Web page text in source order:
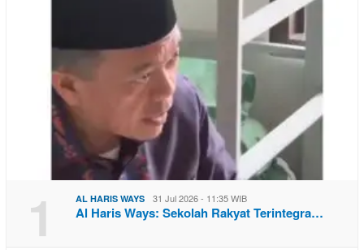
1 AL HARIS WAYS 31 Jul 2026 - 11:35 WIB
Al Haris Ways: Sekolah Rakyat Terintegra…